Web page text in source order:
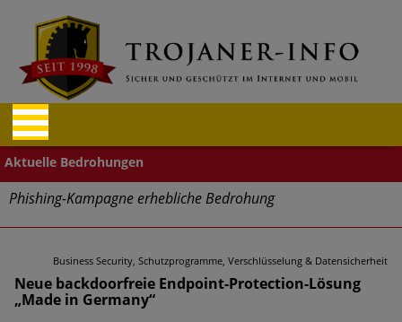
Phishing-Kampagne erhebliche Bedrohung
Welle an Social-Engineering-Betrugsmaschen und
Identitätsdiebstahl
Business Security, Schutzprogramme, Verschlüsselung & Datensicherheit
Neue backdoorfreie Endpoint-Protection-Lösung
„Made in Germany“